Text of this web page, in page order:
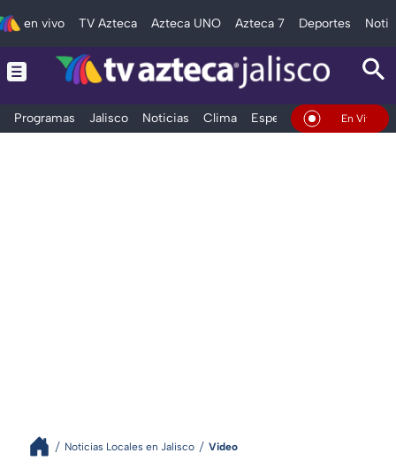
en vivo TV Azteca Azteca UNO Azteca 7 Deportes
Programas Jalisco Noticias Clima Espectáculos Deportes
En Vivo
Noticias Locales en Jalisco Video